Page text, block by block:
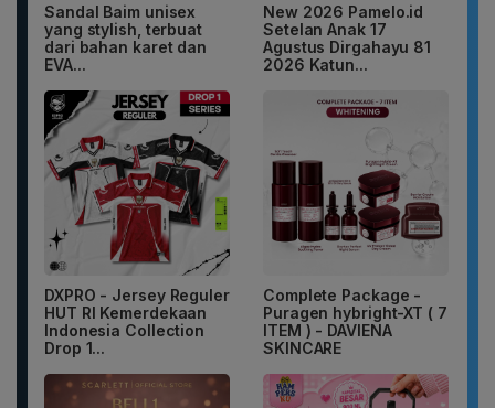
Sandal Baim unisex
yang stylish, terbuat
dari bahan karet dan
EVA...
New 2026 Pamelo.id
Setelan Anak 17
Agustus Dirgahayu 81
2026 Katun...
DXPRO - Jersey Reguler
HUT RI Kemerdekaan
Indonesia Collection
Drop 1...
Complete Package -
Puragen hybright-XT ( 7
ITEM ) - DAVIENA
SKINCARE